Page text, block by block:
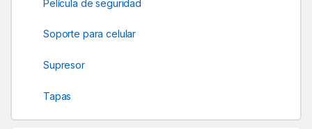
Película de seguridad
Soporte para celular
Supresor
Tapas